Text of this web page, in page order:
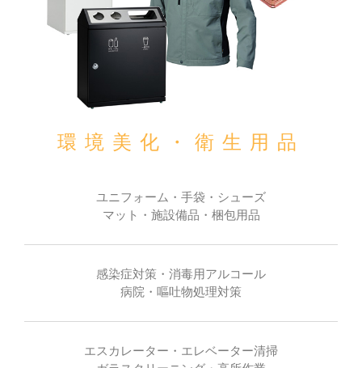
環境美化・衛生用品
ユニフォーム・手袋・シューズ
マット・施設備品・梱包用品
感染症対策・消毒用アルコール
病院・嘔吐物処理対策
エスカレーター・エレベーター清掃